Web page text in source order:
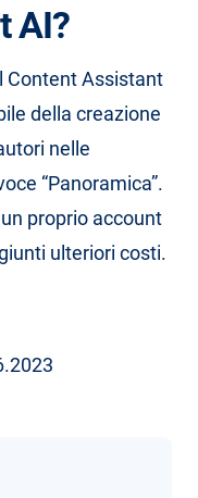
AI?
Content Assistant
della creazione
nelle
“Panoramica”.
proprio account
ulteriori costi.